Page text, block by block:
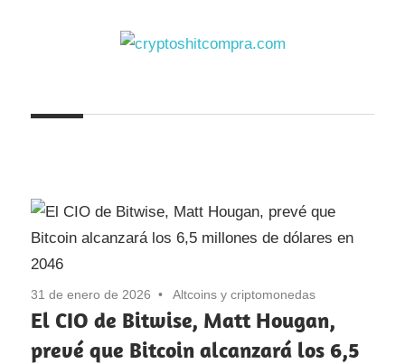
31 de enero de 2026 Altcoins y criptomonedas
El CIO de Bitwise, Matt Hougan,
prevé que Bitcoin alcanzará los 6,5